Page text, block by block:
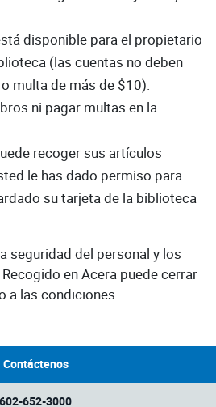
disponible para el propietario
(las cuentas no deben
multa de más de $10).
ni pagar multas en la
recoger sus artículos
le has dado permiso para
su tarjeta de la biblioteca
seguridad del personal y los
en Acera puede cerrar
a las condiciones
Contáctenos
602-652-3000